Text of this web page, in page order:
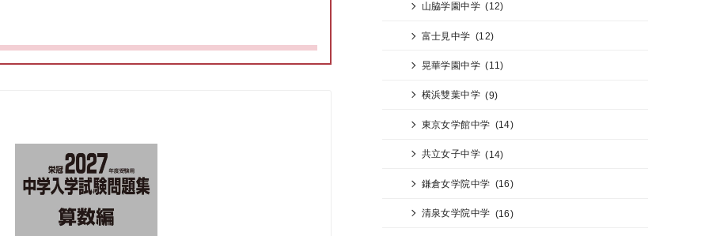
山脇学園中学 (12)
富士見中学 (12)
晃華学園中学 (11)
横浜雙葉中学 (9)
東京女学館中学 (14)
共立女子中学 (14)
鎌倉女学院中学 (16)
清泉女学院中学 (16)